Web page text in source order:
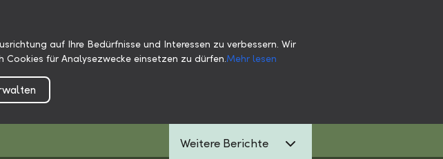
auf Ihre Bedürfnisse und Interessen zu verbessern. Wir
für Analysezwecke einsetzen zu dürfen.Mehr lesen
Weitere Berichte